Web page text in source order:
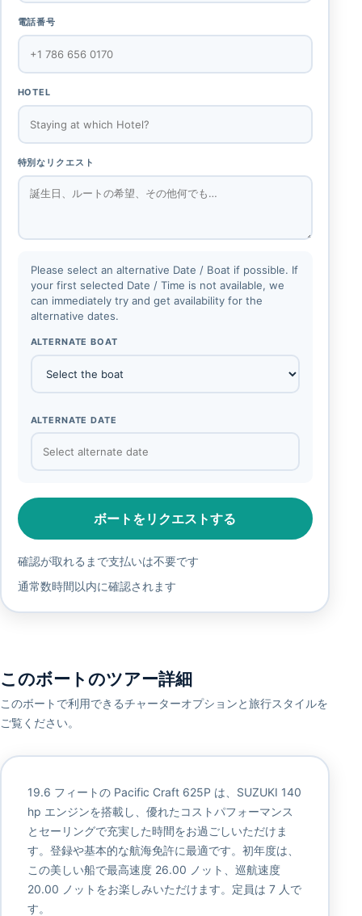
電話番号
HOTEL
特別なリクエスト
Please select an alternative Date / Boat if possible. If
your first selected Date / Time is not available, we
can immediately try and get availability for the
alternative dates.
ALTERNATE BOAT
ALTERNATE DATE
ボートをリクエストする
確認が取れるまで支払いは不要です
通常数時間以内に確認されます
このボートのツアー詳細
このボートで利用できるチャーターオプションと旅行スタイルを
ご覧ください。
19.6 フィートの Pacific Craft 625P は、SUZUKI 140
hp エンジンを搭載し、優れたコストパフォーマンス
とセーリングで充実した時間をお過ごしいただけま
す。登録や基本的な航海免許に最適です。初年度は、
この美しい船で最高速度 26.00 ノット、巡航速度
20.00 ノットをお楽しみいただけます。定員は 7 人で
す。